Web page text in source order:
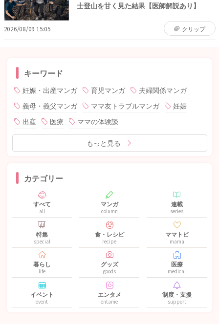
士登山を甘く見た結果【医師解説あり】
2026/08/09 15:05 クリップ
キーワード
妊娠・出産マンガ 育児マンガ
夫婦関係マンガ
義母・義父マンガ
ママ友トラブルマンガ
妊娠
出産
医療 ママの体験談
もっと見る
カテゴリー
すべて
all
マンガ
column
連載
series
特集
special
食・レシピ
recipe
ママトピ
mama
暮らし
life
グッズ
goods
医療
medical
イベント
event
エンタメ
entame
制度・支援
support